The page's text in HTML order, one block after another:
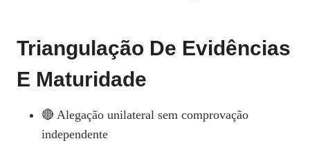
Triangulação De Evidências
E Maturidade
🔴 Alegação unilateral sem comprovação
independente